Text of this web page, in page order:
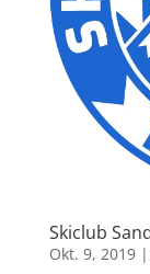
Skiclub
Okt. 9, 2019|